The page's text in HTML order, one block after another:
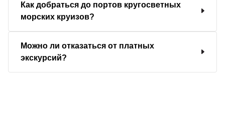
Как добраться до портов кругосветных
морских круизов?
Можно ли отказаться от платных
экскурсий?